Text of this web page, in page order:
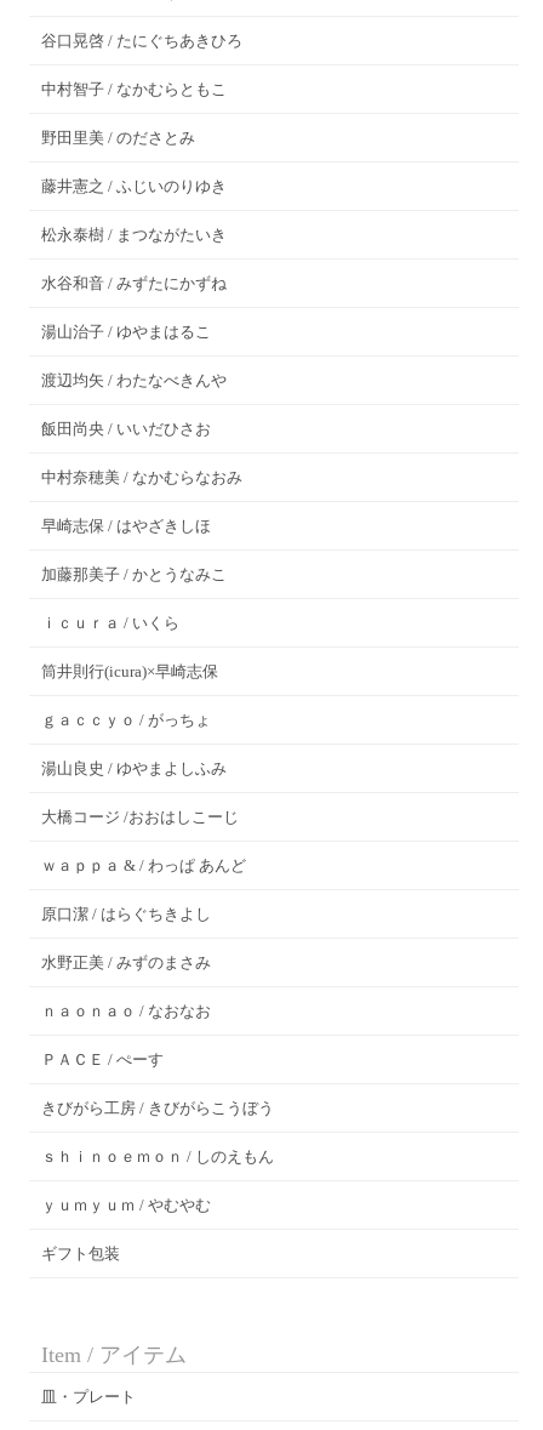
谷口晃啓 / たにぐちあきひろ
中村智子 / なかむらともこ
野田里美 / のださとみ
藤井憲之 / ふじいのりゆき
松永泰樹 / まつながたいき
水谷和音 / みずたにかずね
湯山治子 / ゆやまはるこ
渡辺均矢 / わたなべきんや
飯田尚央 / いいだひさお
中村奈穂美 / なかむらなおみ
早崎志保 / はやざきしほ
加藤那美子 / かとうなみこ
ｉｃｕｒａ / いくら
筒井則行(icura)×早崎志保
ｇａｃｃｙｏ / がっちょ
湯山良史 / ゆやまよしふみ
大橋コージ /おおはしこーじ
ｗａｐｐａ & / わっぱ あんど
原口潔 / はらぐちきよし
水野正美 / みずのまさみ
ｎａｏｎａｏ / なおなお
ＰＡＣＥ / ぺーす
きびがら工房 / きびがらこうぼう
ｓｈｉｎｏｅｍｏｎ / しのえもん
ｙｕｍｙｕｍ / やむやむ
ギフト包装
Item / アイテム
皿・プレート